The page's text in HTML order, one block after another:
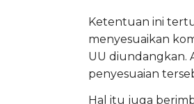
Ketentuan ini
menyesuaikan
UU diundangkan.
penyesuaian
Hal itu juga